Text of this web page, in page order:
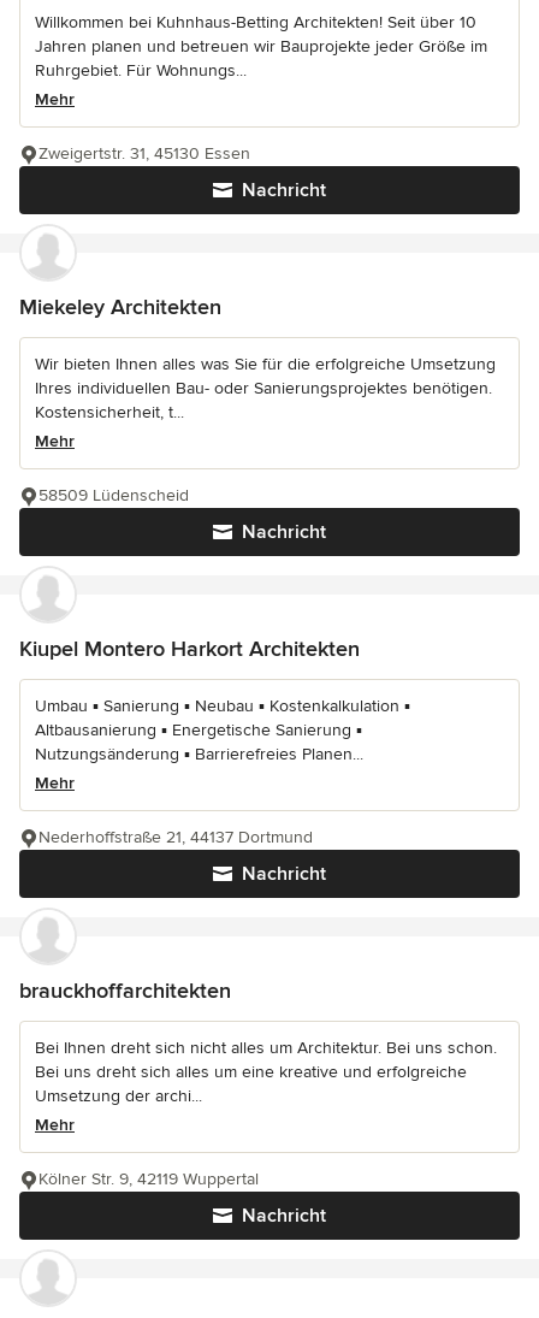
Willkommen bei Kuhnhaus-Betting Architekten! Seit über 10
Jahren planen und betreuen wir Bauprojekte jeder Größe im
Ruhrgebiet. Für Wohnungs...
Mehr
Nachricht
Zweigertstr. 31, 45130 Essen
Miekeley Architekten
Wir bieten Ihnen alles was Sie für die erfolgreiche Umsetzung
Ihres individuellen Bau- oder Sanierungsprojektes benötigen.
Kostensicherheit, t...
Mehr
Nachricht
58509 Lüdenscheid
Kiupel Montero Harkort Architekten
Umbau ▪ Sanierung ▪ Neubau ▪ Kostenkalkulation ▪
Altbausanierung ▪ Energetische Sanierung ▪
Nutzungsänderung ▪ Barrierefreies Planen...
Mehr
Nachricht
Nederhoffstraße 21, 44137 Dortmund
brauckhoffarchitekten
Bei Ihnen dreht sich nicht alles um Architektur. Bei uns schon.
Bei uns dreht sich alles um eine kreative und erfolgreiche
Umsetzung der archi...
Mehr
Nachricht
Kölner Str. 9, 42119 Wuppertal